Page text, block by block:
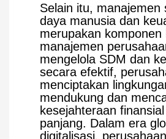
Selain itu, manajemen
daya manusia dan
merupakan komponen
manajemen
mengelola SDM dan
secara efektif,
menciptakan
mendukung dan
kesejahteraan
panjang. Dalam era
digitalisasi,